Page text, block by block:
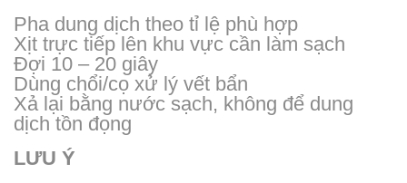
Pha dung dịch theo tỉ lệ phù hợp
Xịt trực tiếp lên khu vực cần làm sạch
Đợi 10 – 20 giây
Dùng chổi/cọ xử lý vết bẩn
Xả lại bằng nước sạch, không để dung
dịch tồn đọng
LƯU Ý